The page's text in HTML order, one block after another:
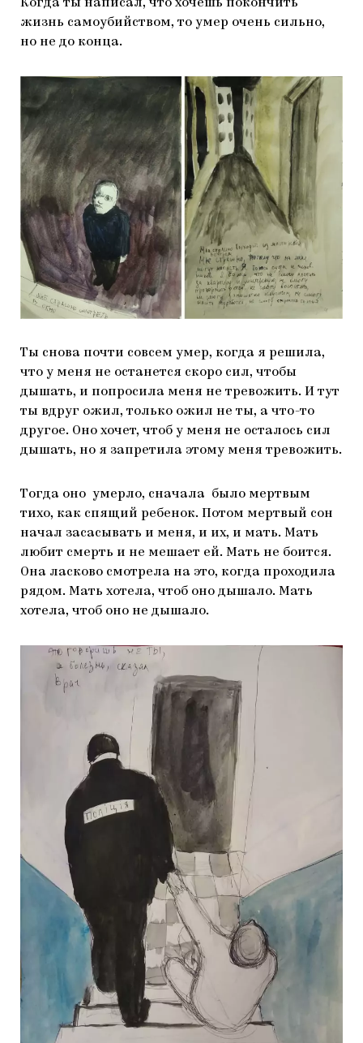
Когда ты написал, что хочешь покончить
жизнь самоубийством, то умер очень сильно,
но не до конца.
Ты снова почти совсем умер, когда я решила,
что у меня не останется скоро сил, чтобы
дышать, и попросила меня не тревожить. И тут
ты вдруг ожил, только ожил не ты, а что-то
другое. Оно хочет, чтоб у меня не осталось сил
дышать, но я запретила этому меня тревожить.
Тогда оно умерло, сначала было мертвым
тихо, как спящий ребенок. Потом мертвый сон
начал засасывать и меня, и их, и мать. Мать
любит смерть и не мешает ей. Мать не боится.
Она ласково смотрела на это, когда проходила
рядом. Мать хотела, чтоб оно дышало. Мать
хотела, чтоб оно не дышало.